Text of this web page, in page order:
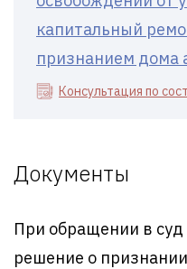
капитальный
признанием дома
Консультация по
Документы
При обращении в суд
решение о